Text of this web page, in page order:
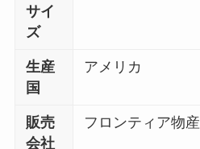
サイ
ズ
生産
国
アメリカ
販売
会社
フロンティア物産